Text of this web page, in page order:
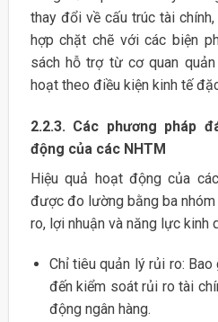
thay đổi về cấu trúc tài
hợp chặt chẽ với các biện
sách hỗ trợ từ cơ quan
hoạt theo điều kiện kinh tế
2.2.3. Các phương pháp
động của các NHTM
Hiệu quả hoạt động của
được đo lường bằng ba
ro, lợi nhuận và năng lực kinh
Chỉ tiêu quản lý rủi ro:
đến kiểm soát rủi ro tài
động ngân hàng.